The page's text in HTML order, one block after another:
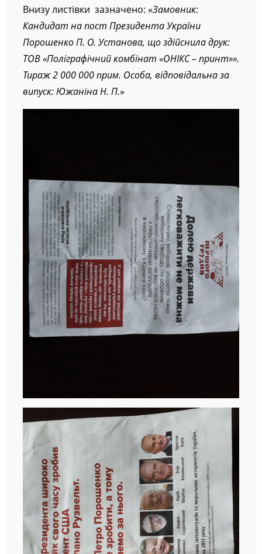
Внизу листівки зазначено: «Замовник:
Кандидат на пост Президента України
Порошенко П. О. Установа, що здійснила друк:
ТОВ «Поліграфічний комбінат «ОНІКС – принт»».
Тираж 2 000 000 прим. Особа, відповідальна за
випуск: Южаніна Н. П.»